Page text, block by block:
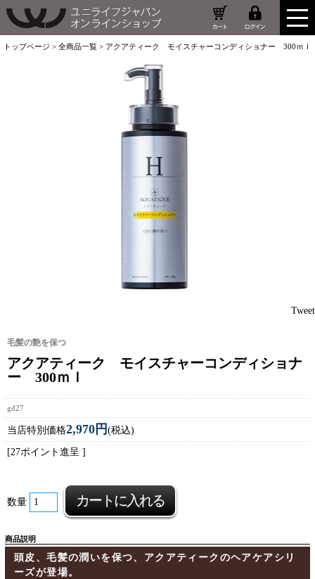
トップページ > 全商品一覧 > アクアティーク モイスチャーコンディショナー 300ｍｌ
Tweet
毛髪の艶を保つ
アクアティーク モイスチャーコンディショナ
ー 300ｍｌ
gd27
当店特別価格2,970円 (税込)
[27ポイント進呈 ]
数量
商品説明
頭皮、毛髪の潤いを保つ、アクアティークのヘアケアシリ
ーズが登場。